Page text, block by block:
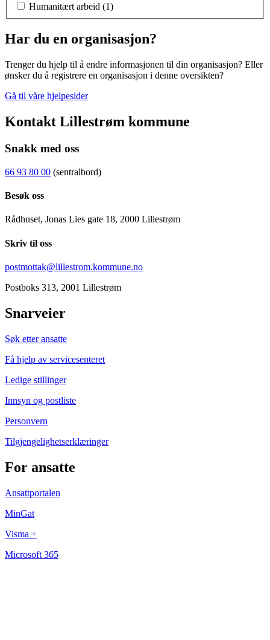
Humanitært arbeid (1)
Har du en organisasjon?
Trenger du hjelp til å endre informasjonen til din organisasjon? Eller
ønsker du å registrere en organisasjon i denne oversikten?
Gå til våre hjelpesider
Kontakt Lillestrøm kommune
Snakk med oss
66 93 80 00 (sentralbord)
Besøk oss
Rådhuset, Jonas Lies gate 18, 2000 Lillestrøm
Skriv til oss
postmottak@lillestrom.kommune.no
Postboks 313, 2001 Lillestrøm
Snarveier
Søk etter ansatte
Få hjelp av servicesenteret
Ledige stillinger
Innsyn og postliste
Personvern
Tilgjengelighetserklæringer
For ansatte
Ansattportalen
MinGat
Visma +
Microsoft 365